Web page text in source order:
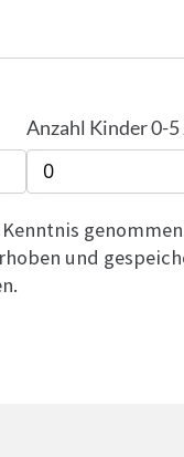
Anzahl Kinder 0-5
und